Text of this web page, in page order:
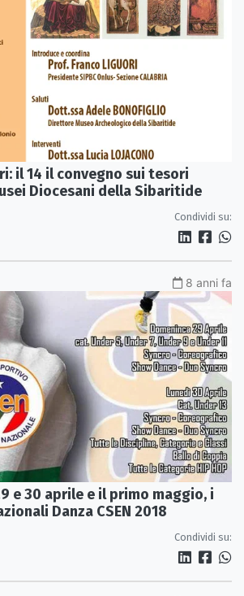
il 14 il convegno sui tesori
Diocesani della Sibaritide
Condividi su:
8 anni fa
e 30 aprile e il primo maggio, i
Danza CSEN 2018
Condividi su: